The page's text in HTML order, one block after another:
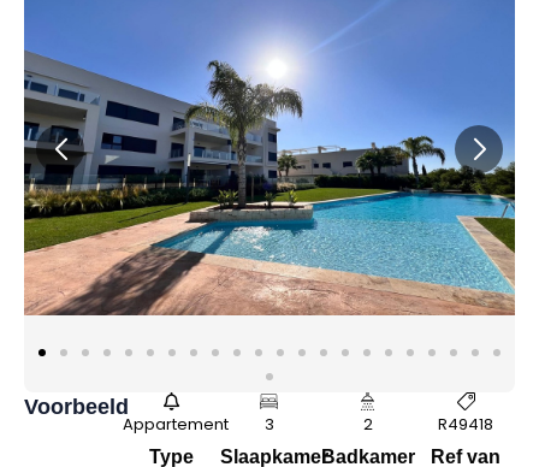
Voorbeeld
Appartement
Type
3
Slaapkamer
2
Badkamer
R49418
Ref van